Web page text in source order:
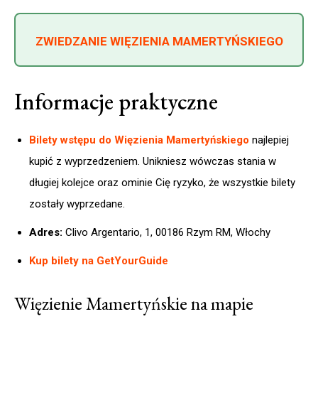
ZWIEDZANIE WIĘZIENIA MAMERTYŃSKIEGO
Informacje praktyczne
Bilety wstępu do Więzienia Mamertyńskiego najlepiej
kupić z wyprzedzeniem. Unikniesz wówczas stania w
długiej kolejce oraz ominie Cię ryzyko, że wszystkie bilety
zostały wyprzedane.
Adres: Clivo Argentario, 1, 00186 Rzym RM, Włochy
Kup bilety na GetYourGuide
Więzienie Mamertyńskie na mapie